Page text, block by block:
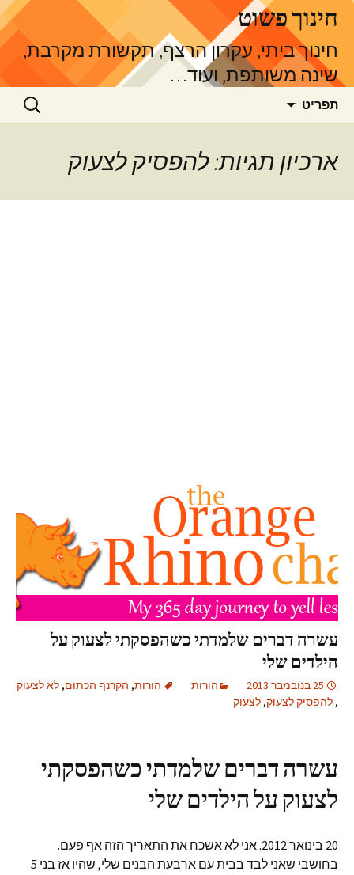
לדלג
לתוכןחינוך פשוט
חינוך ביתי, עקרון הרצף, תקשורת מקרבת,
שינה משותפת, ועוד…
תפריט חיפוש:
ארכיון תגיות: להפסיק לצעוק
עשרה דברים שלמדתי כשהפסקתי לצעוק על
הילדים שלי
25 בנובמבר 2013 הורות הורות, הקרנף הכתום, לא לצעוק
, להפסיק לצעוק, לצעוק
עשרה דברים שלמדתי כשהפסקתי
לצעוק על הילדים שלי
20 בינואר 2012. אני לא אשכח את התאריך הזה אף פעם.
בחושבי שאני לבד בבית עם ארבעת הבנים שלי, שהיו אז בני 5